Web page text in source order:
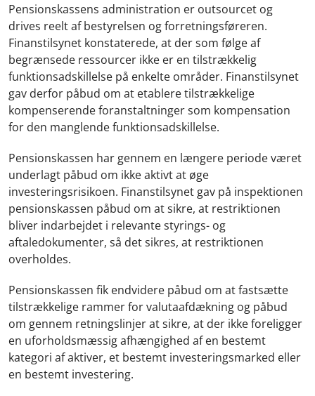
Pensionskassens administration er outsourcet og
drives reelt af bestyrelsen og forretningsføreren.
Finanstilsynet konstaterede, at der som følge af
begrænsede ressourcer ikke er en tilstrækkelig
funktionsadskillelse på enkelte områder. Finanstilsynet
gav derfor påbud om at etablere tilstrækkelige
kompenserende foranstaltninger som kompensation
for den manglende funktionsadskillelse.
Pensionskassen har gennem en længere periode været
underlagt påbud om ikke aktivt at øge
investeringsrisikoen. Finanstilsynet gav på inspektionen
pensionskassen påbud om at sikre, at restriktionen
bliver indarbejdet i relevante styrings- og
aftaledokumenter, så det sikres, at restriktionen
overholdes.
Pensionskassen fik endvidere påbud om at fastsætte
tilstrækkelige rammer for valutaafdækning og påbud
om gennem retningslinjer at sikre, at der ikke foreligger
en uforholdsmæssig afhængighed af en bestemt
kategori af aktiver, et bestemt investeringsmarked eller
en bestemt investering.